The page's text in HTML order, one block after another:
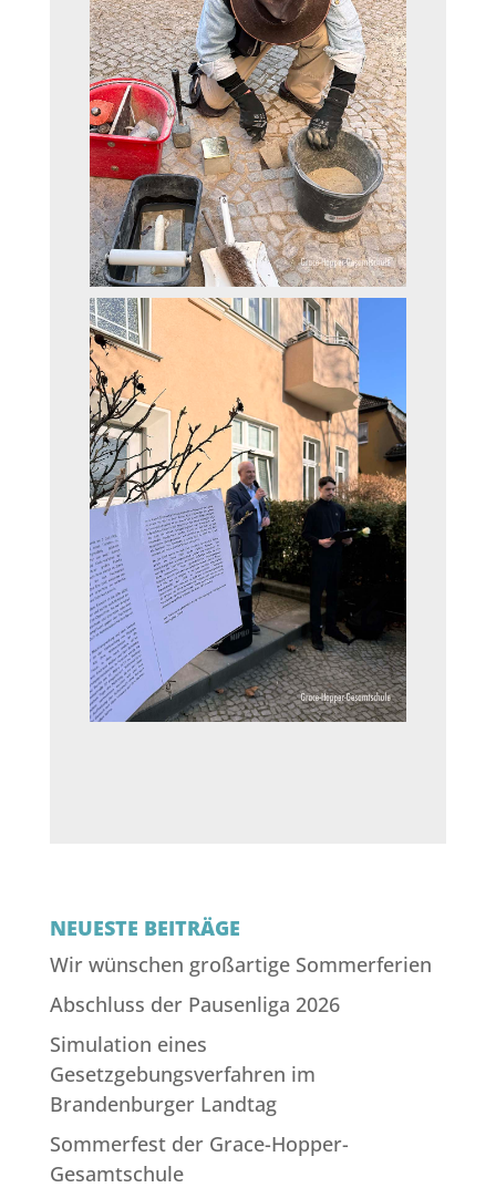
NEUESTE BEITRÄGE
Wir wünschen großartige Sommerferien
Abschluss der Pausenliga 2026
Simulation eines
Gesetzgebungsverfahren im
Brandenburger Landtag
Sommerfest der Grace-Hopper-
Gesamtschule